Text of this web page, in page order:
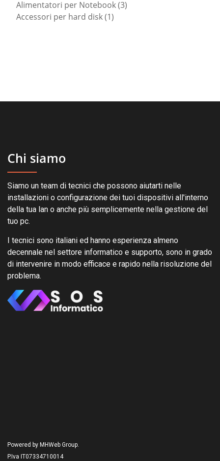
prodotti
Alimentatori per Notebook 33
Accessori per hard disk 11
Chi siamo
Siamo un team di tecnici che possono aiutarti nelle
installazioni o configurazione dei tuoi dispositivi all'interno
della tua lan o anche più semplicemente nella gestione del
tuo pc.
I tecnici sono italiani ed hanno esperienza almeno
decennale nel settore informatico e supporto, sono in grado
di intervenire in modo efficace e rapido nella risoluzione del
problema.
Powered by MHWeb Group.
P.Iva IT07334710014